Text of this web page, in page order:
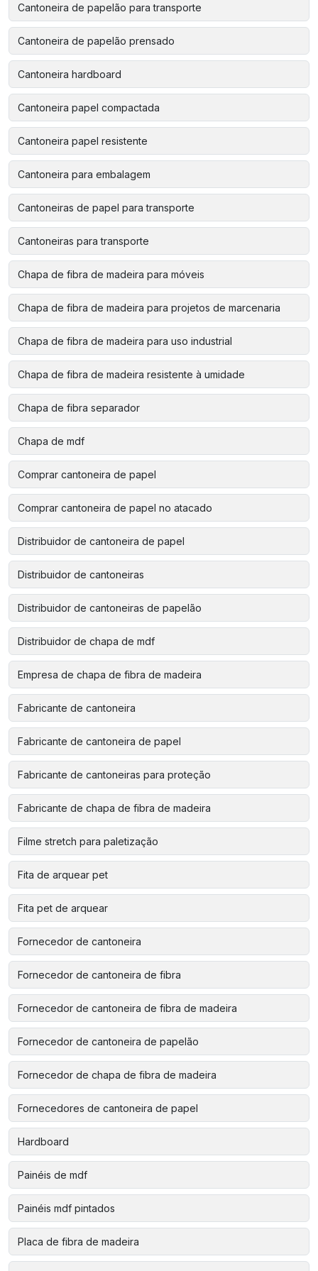
Cantoneira de papelão para transporte
Cantoneira de papelão prensado
Cantoneira hardboard
Cantoneira papel compactada
Cantoneira papel resistente
Cantoneira para embalagem
Cantoneiras de papel para transporte
Cantoneiras para transporte
Chapa de fibra de madeira para móveis
Chapa de fibra de madeira para projetos de marcenaria
Chapa de fibra de madeira para uso industrial
Chapa de fibra de madeira resistente à umidade
Chapa de fibra separador
Chapa de mdf
Comprar cantoneira de papel
Comprar cantoneira de papel no atacado
Distribuidor de cantoneira de papel
Distribuidor de cantoneiras
Distribuidor de cantoneiras de papelão
Distribuidor de chapa de mdf
Empresa de chapa de fibra de madeira
Fabricante de cantoneira
Fabricante de cantoneira de papel
Fabricante de cantoneiras para proteção
Fabricante de chapa de fibra de madeira
Filme stretch para paletização
Fita de arquear pet
Fita pet de arquear
Fornecedor de cantoneira
Fornecedor de cantoneira de fibra
Fornecedor de cantoneira de fibra de madeira
Fornecedor de cantoneira de papelão
Fornecedor de chapa de fibra de madeira
Fornecedores de cantoneira de papel
Hardboard
Painéis de mdf
Painéis mdf pintados
Placa de fibra de madeira